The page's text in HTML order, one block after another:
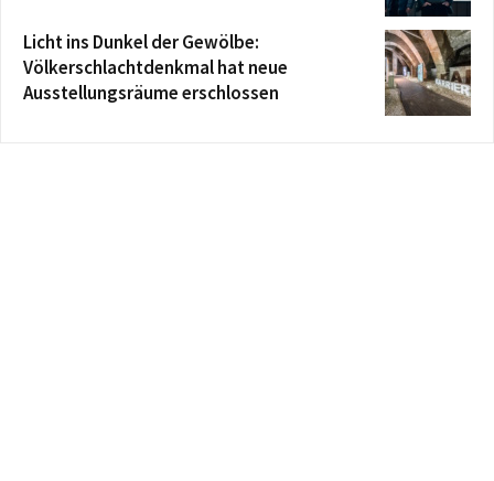
Licht ins Dunkel der Gewölbe:
Völkerschlachtdenkmal hat neue
Ausstellungsräume erschlossen